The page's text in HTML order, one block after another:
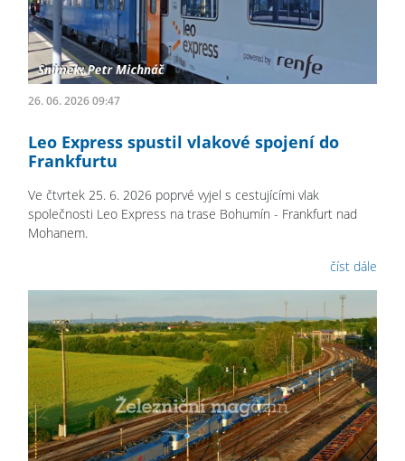
26. 06. 2026 09:47
Leo Express spustil vlakové spojení do
Frankfurtu
Ve čtvrtek 25. 6. 2026 poprvé vyjel s cestujícími vlak
společnosti Leo Express na trase Bohumín - Frankfurt nad
Mohanem.
číst dále